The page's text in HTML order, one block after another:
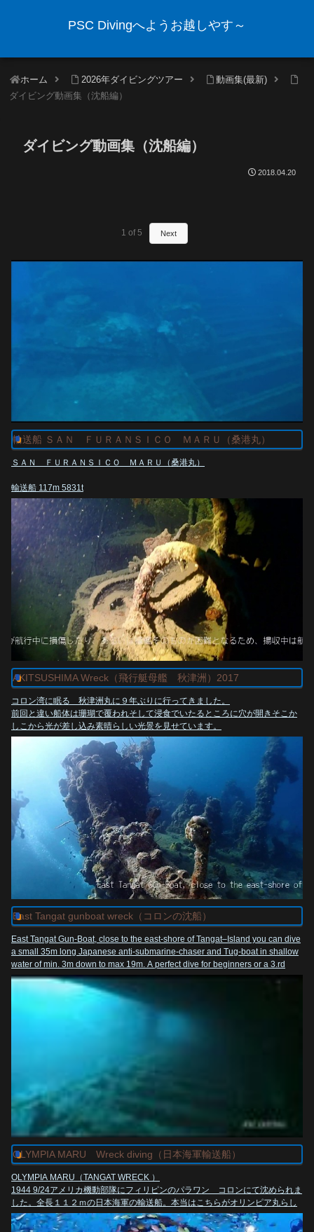
PSC Divingへようお越しやす～
ホーム 2026年ダイビングツアー
動画集(最新)
ダイビング動画集（沈船編）
ダイビング動画集（沈船編）
2018.04.20
1 of 5 Next
輸送船 ＳＡＮ ＦＵＲＡＮＳＩＣＯ ＭＡＲＵ（桑港丸）
ＳＡＮ ＦＵＲＡＮＳＩＣＯ ＭＡＲＵ（桑港丸）
輸送船 117m 5831t
水深約７０ｍの海底に沈む船はメインデッキにはタンクが３台もあり、
95式軽戦車（3人乗車）37ｍｍ砲
前方の船倉には魚雷が残されています。
第4船倉にタンクローリーを含む2台のトラックは素晴らしい！
chuuk truk lagoon, san francisco maru wreck. type 95 tank japanese WW2 on
LH side of deck.
トレジャーズ
http://treasures-chuuk.com/
treasures-chuuk.com
AKITSUSHIMA Wreck（飛行艇母艦 秋津洲）2017
コロン湾に眠る 秋津洲丸に９年ぶりに行ってきました。
前回と違い船体は珊瑚で覆われそして浸食でいたるところに穴が開きそこか
しこから光が差し込み素晴らしい光景を見せています。
coron wrecks Seaplane-tender
カラミアン諸島はエルニドのあるパラワン州の最北に位置し、マニラから飛
行機で１時間、フェリーでは１１時間の距離にあります。ここコロン湾には
第二次世界大戦の大型軍用船の墓場があります。
日本 秋津洲飛行艇母艦 （世界的にも珍しい船）
2008 秋津洲動画
AKITSUSHIMA Wreck（日本海軍 空母 秋津洲）
coron wrecks Seaplane-tenderカラミアン諸島はエルニドのあるパラワン州の最北
に位置し、マニラから飛行機で１時間、フェリーでは１１時間の距離にあります。
ここコロン湾には第二次世界大戦の大型軍用船の墓場があります。 日本 秋津洲飛行
艇母艦 （世界的にも珍しい船）
www.youtube.com
East Tangat gunboat wreck（コロンの沈船）
East Tangat Gun-Boat, close to the east-shore of Tangat–Island you can dive
a small 35m long Japanese anti-submarine-chaser and Tug-boat in shallow
water of min. 3m down to max 19m. A perfect dive for beginners or a 3.rd
dive of the day and of course for underwater-photographer! Her original
Japanese name is Terukaze.
www.submariner-diving.com
OLYMPIA MARU Wreck diving（日本海軍輸送船）
OLYMPIA MARU（TANGAT WRECK ）
1944 9/24アメリカ機動部隊にフィリピンのパラワン コロンにて沈められま
した。全長１１２ｍの日本海軍の輸送船。本当はこちらがオリンピア丸らし
い！